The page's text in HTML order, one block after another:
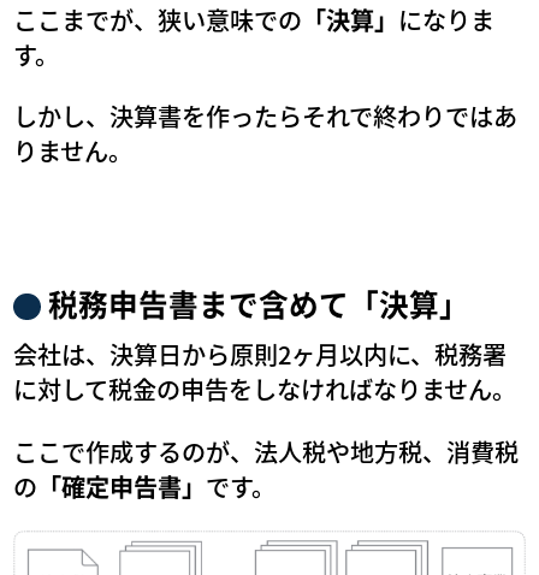
ここまでが、狭い意味での 「決算」 になりま
す。
しかし、決算書を作ったらそれで終わりではあ
りません。
税務申告書まで含めて「決算」
会社は、決算日から原則2ヶ月以内に、税務署
に対して税金の申告をしなければなりません。
ここで作成するのが、法人税や地方税、消費税
の 「確定申告書」 です。